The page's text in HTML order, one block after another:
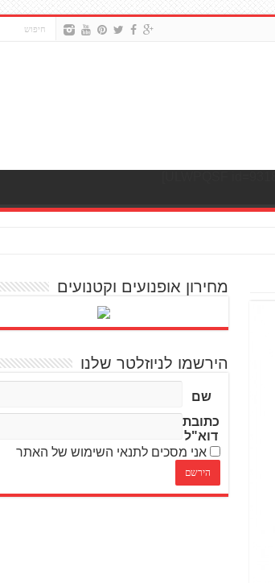
מחירון אופנועים וקטנועים
הירשמו לניוזלטר שלנו
שם
כתובת
דוא"ל
אני מסכים לתנאי השימוש של האתר